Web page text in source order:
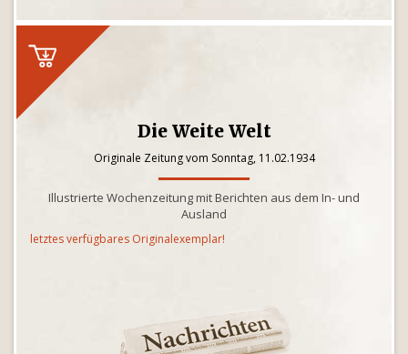
Die Weite Welt
Originale Zeitung vom Sonntag, 11.02.1934
Illustrierte Wochenzeitung mit Berichten aus dem In- und
Ausland
letztes verfügbares Originalexemplar!